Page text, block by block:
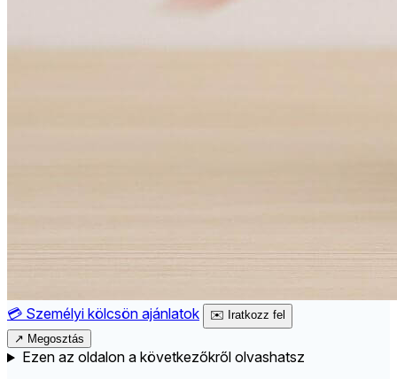
💳 Személyi kölcsön ajánlatok ✉️ Iratkozz fel
↗ Megosztás
Ezen az oldalon a következőkről olvashatsz